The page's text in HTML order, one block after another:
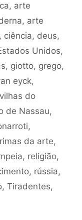
, arte
, arte
, ciência, deus,
Unidos,
, giotto, grego,
eyck,
do
de Nassau,
,
da arte,
, religião,
, rússia,
, Tiradentes,